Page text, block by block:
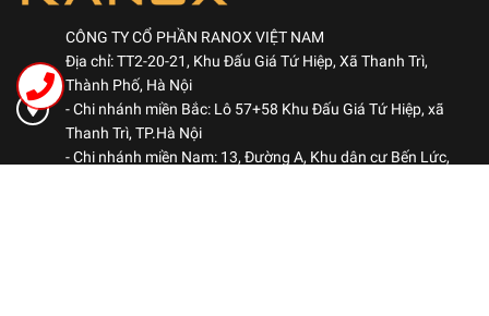
CÔNG TY CỔ PHẦN RANOX VIỆT NAM
Địa chỉ: TT2-20-21, Khu Đấu Giá Tứ Hiệp, Xã Thanh Trì,
Thành Phố, Hà Nội
- Chi nhánh miền Bắc: Lô 57+58 Khu Đấu Giá Tứ Hiệp, xã
Thanh Trì, TP.Hà Nội
- Chi nhánh miền Nam: 13, Đường A, Khu dân cư Bến Lức,